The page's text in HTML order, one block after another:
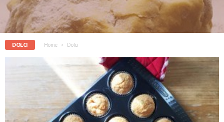
DOLCI Home Dolci